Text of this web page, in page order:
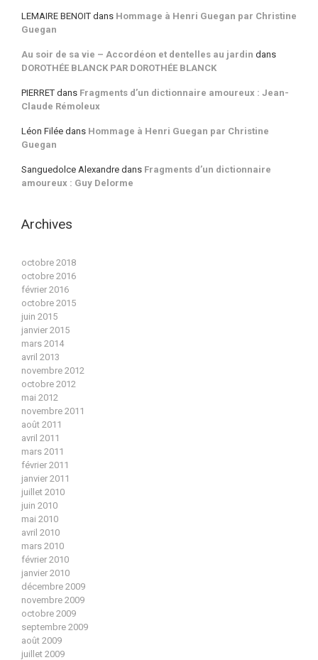
LEMAIRE BENOIT dans Hommage à Henri Guegan par Christine
Guegan
Au soir de sa vie – Accordéon et dentelles au jardin dans
DOROTHÉE BLANCK PAR DOROTHÉE BLANCK
PIERRET dans Fragments d’un dictionnaire amoureux : Jean-
Claude Rémoleux
Léon Filée dans Hommage à Henri Guegan par Christine
Guegan
Sanguedolce Alexandre dans Fragments d’un dictionnaire
amoureux : Guy Delorme
Archives
octobre 2018
octobre 2016
février 2016
octobre 2015
juin 2015
janvier 2015
mars 2014
avril 2013
novembre 2012
octobre 2012
mai 2012
novembre 2011
août 2011
avril 2011
mars 2011
février 2011
janvier 2011
juillet 2010
juin 2010
mai 2010
avril 2010
mars 2010
février 2010
janvier 2010
décembre 2009
novembre 2009
octobre 2009
septembre 2009
août 2009
juillet 2009